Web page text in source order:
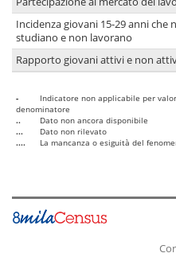
Incidenza giovani 15-29 anni che
studiano e non lavorano
Rapporto giovani attivi e non
-
Indicatore non applicabile per
denominatore
..
Dato non ancora disponibile
...
Dato non rilevato
....
La mancanza o esiguità del